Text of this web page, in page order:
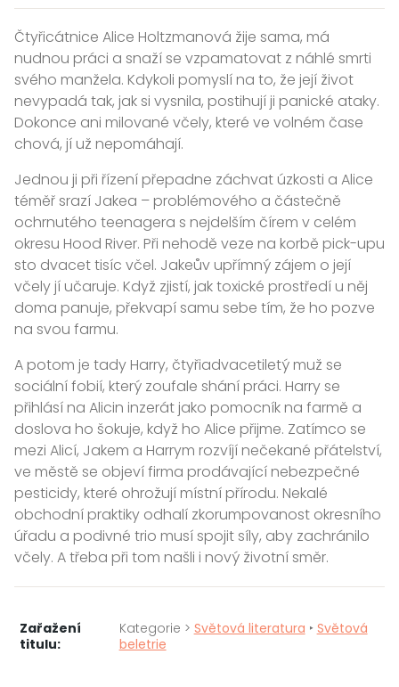
Čtyřicátnice Alice Holtzmanová žije sama, má
nudnou práci a snaží se vzpamatovat z náhlé smrti
svého manžela. Kdykoli pomyslí na to, že její život
nevypadá tak, jak si vysnila, postihují ji panické ataky.
Dokonce ani milované včely, které ve volném čase
chová, jí už nepomáhají.
Jednou ji při řízení přepadne záchvat úzkosti a Alice
téměř srazí Jakea – problémového a částečně
ochrnutého teenagera s nejdelším čírem v celém
okresu Hood River. Při nehodě veze na korbě pick-upu
sto dvacet tisíc včel. Jakeův upřímný zájem o její
včely jí učaruje. Když zjistí, jak toxické prostředí u něj
doma panuje, překvapí samu sebe tím, že ho pozve
na svou farmu.
A potom je tady Harry, čtyřiadvacetiletý muž se
sociální fobií, který zoufale shání práci. Harry se
přihlásí na Alicin inzerát jako pomocník na farmě a
doslova ho šokuje, když ho Alice přijme. Zatímco se
mezi Alicí, Jakem a Harrym rozvíjí nečekané přátelství,
ve městě se objeví firma prodávající nebezpečné
pesticidy, které ohrožují místní přírodu. Nekalé
obchodní praktiky odhalí zkorumpovanost okresního
úřadu a podivné trio musí spojit síly, aby zachránilo
včely. A třeba při tom našli i nový životní směr.
Zařažení
titulu:
Kategorie > Světová literatura ‣ Světová
beletrie